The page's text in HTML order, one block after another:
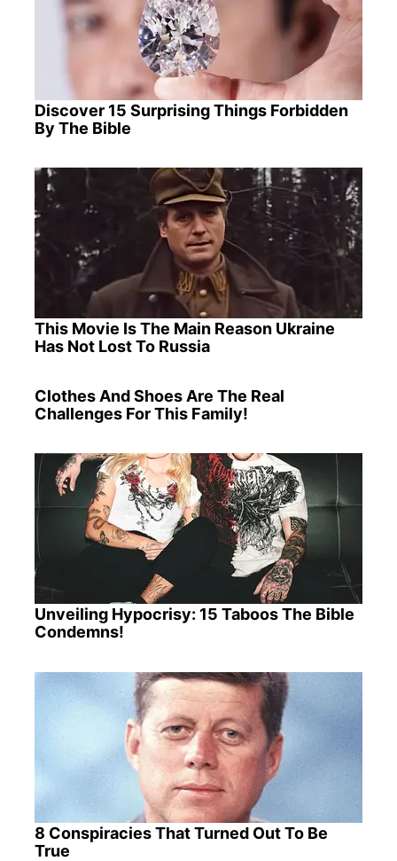
Discover 15 Surprising Things Forbidden
By The Bible
This Movie Is The Main Reason Ukraine
Has Not Lost To Russia
Clothes And Shoes Are The Real
Challenges For This Family!
Unveiling Hypocrisy: 15 Taboos The Bible
Condemns!
8 Conspiracies That Turned Out To Be
True